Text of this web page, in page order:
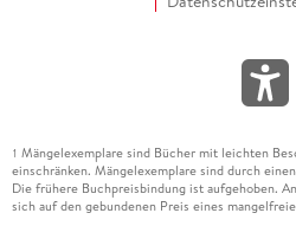
1 Mängelexemplare sind Bücher mit leichten
einschränken. Mängelexemplare sind durch
Die frühere Buchpreisbindung ist aufgehoben.
sich auf den gebundenen Preis eines